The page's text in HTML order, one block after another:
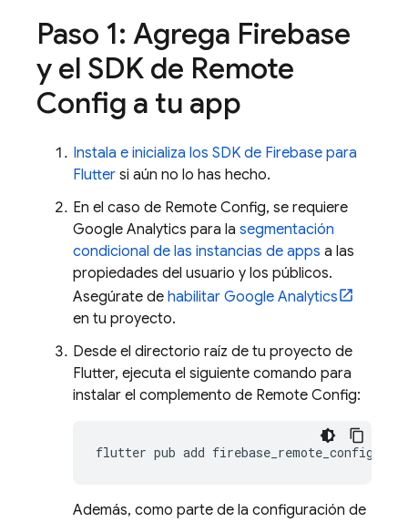
Paso 1: Agrega Firebase
y el SDK de Remote
Config a tu app
Instala e inicializa los SDK de Firebase para
Flutter si aún no lo has hecho.
En el caso de Remote Config, se requiere
Google Analytics para la segmentación
condicional de las instancias de apps a las
propiedades del usuario y los públicos.
Asegúrate de habilitar Google Analytics
en tu proyecto.
Desde el directorio raíz de tu proyecto de
Flutter, ejecuta el siguiente comando para
instalar el complemento de Remote Config:
flutter pub add
Además, como parte de la configuración de